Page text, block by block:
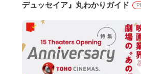
デュッセイア』丸わかりガイド